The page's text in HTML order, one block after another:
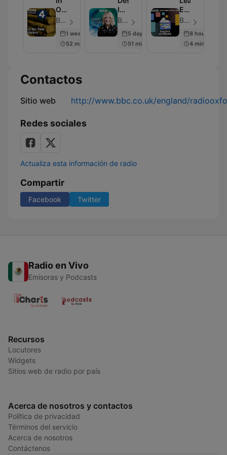
Our
Time:
History
BBC Radio 4 - Episodio 230
1 week ago
52 min
Island
Discs
BBC Radio 4 - Episodio 2000
5 days ago
51 min
English
Stories
BBC Radio - Episodio 281
8 hours ago
4 min
Contactos
Sitio web http://www.bbc.co.uk/england/
Redes sociales
Actualiza esta información de radio
Compartir
Facebook Twitter
Radio en Vivo
Emisoras y Podcasts
Recursos
Locutores
Widgets
Sitios web de radio por país
Acerca de nosotros y contactos
Política de privacidad
Términos del servicio
Acerca de nosotros
Contáctenos